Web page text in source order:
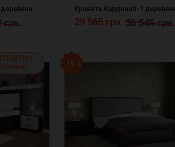
грн. 29 565 грн. 36 545 грн.
- 19 %